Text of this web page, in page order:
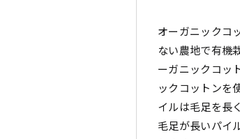
オーガニックコ
ない農地で有機
ーガニックコッ
ックコットンを
イルは毛足を長
毛足が長いパイ